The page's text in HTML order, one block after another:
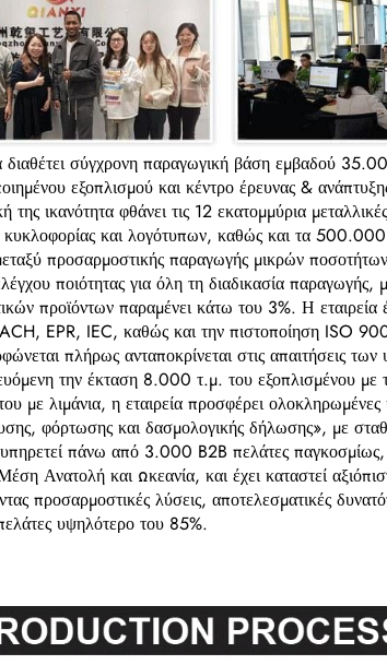
διαθέτει σύγχρονη παραγωγική βάση εμβαδού
εξοπλισμού και κέντρο έρευνας &
της ικανότητα φθάνει τις 12 εκατομμύρια
κυκλοφορίας και λογότυπων, καθώς και τα
προσαρμοστικής παραγωγής μικρών
ποιότητας για όλη τη διαδικασία
προϊόντων παραμένει κάτω του 3%. Η εταιρεία
EPR, IEC, καθώς και την πιστοποίηση ISO
πλήρως ανταποκρίνεται στις απαιτήσεις
την έκταση 8.000 τ.μ. του εξοπλισμένου με
με λιμάνια, η εταιρεία προσφέρει
φόρτωσης και δασμολογικής δήλωσης», με
πάνω από 3.000 B2B πελάτες
Ανατολή και Ωκεανία, και έχει καταστεί
προσαρμοστικές λύσεις, αποτελεσματικές
υψηλότερο του 85%.